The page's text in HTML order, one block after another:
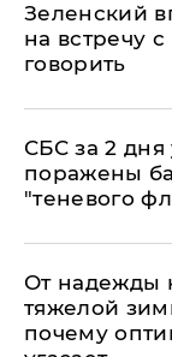
Зеленский
на встречу
говорить
СБС за 2
поражены
"теневого
От надежды
тяжелой
почему